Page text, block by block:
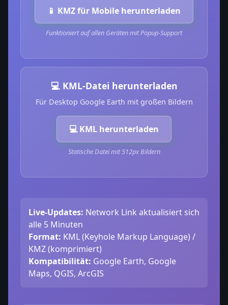
📱 KMZ für Mobile herunterladen
Funktioniert auf allen Geräten mit Popup-Support
💻 KML-Datei herunterladen
Für Desktop Google Earth mit großen Bildern
💻 KML herunterladen
Statische Datei mit 512px Bildern
Live-Updates: Network Link aktualisiert sich
alle 5 Minuten
Format: KML (Keyhole Markup Language) /
KMZ (komprimiert)
Kompatibilität: Google Earth, Google
Maps, QGIS, ArcGIS